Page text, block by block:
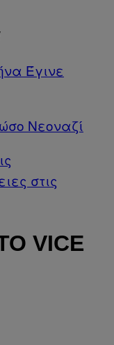
Έγινε
Νεοναζί
στις
VICE